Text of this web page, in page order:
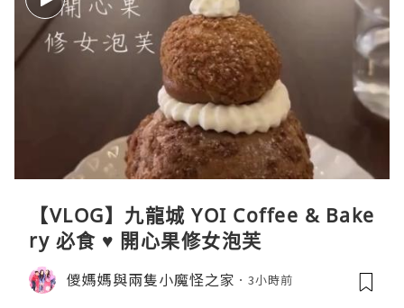
【VLOG】九龍城 YOI Coffee & Bake
ry 必食 ♥ 開心果修女泡芙
儍媽媽與兩隻小魔怪之家 3小時前